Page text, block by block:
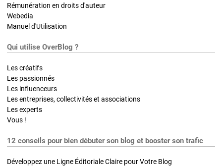
Rémunération en droits d'auteur
Webedia
Manuel d'Utilisation
Qui utilise OverBlog ?
Les créatifs
Les passionnés
Les influenceurs
Les entreprises, collectivités et associations
Les experts
Vous !
12 conseils pour bien débuter son blog et booster son trafic
Développez une Ligne Éditoriale Claire pour Votre Blog